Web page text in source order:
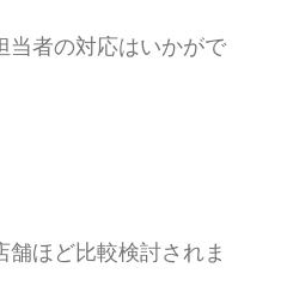
者の対応はいかがで
ほど比較検討されま